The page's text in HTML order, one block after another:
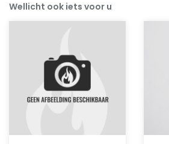
Wellicht ook iets voor u